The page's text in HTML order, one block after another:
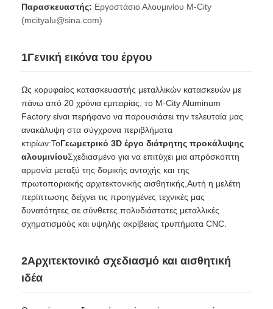
Παρασκευαστής: Εργοστάσιο Αλουμινίου M-City
(mcityalu@sina.com)
1Γενική εικόνα του έργου
Ως κορυφαίος κατασκευαστής μεταλλικών κατασκευών με
πάνω από 20 χρόνια εμπειρίας, το M-City Aluminum
Factory είναι περήφανο να παρουσιάσει την τελευταία μας
ανακάλυψη στα σύγχρονα περιβλήματα
κτιρίων:ΤοΓεωμετρικό 3D έργο διάτρητης προκάλυψης
αλουμινίουΣχεδιασμένο για να επιτύχει μια απρόσκοπτη
αρμονία μεταξύ της δομικής αντοχής και της
πρωτοποριακής αρχιτεκτονικής αισθητικής,Αυτή η μελέτη
περίπτωσης δείχνει τις προηγμένες τεχνικές μας
δυνατότητες σε σύνθετες πολυδιάστατες μεταλλικές
σχηματισμούς και υψηλής ακρίβειας τρυπήματα CNC.
2Αρχιτεκτονικό σχεδιασμό και αισθητική
ιδέα